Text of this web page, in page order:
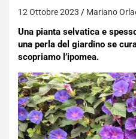
12 Ottobre 2023 Mariano
Una pianta selvatica e
una perla del giardino se
scopriamo l’ipomea.